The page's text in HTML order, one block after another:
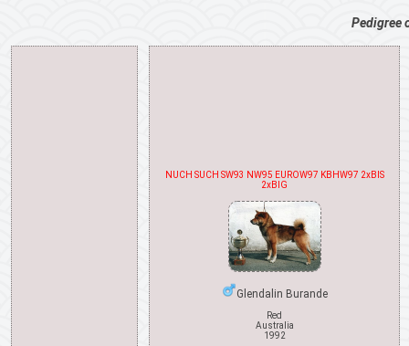
Pedigree
NUCH SUCH SW93 NW95 EUROW97 KBHW97 2xBIS
2xBIG
Glendalin Burande
Red
Australia
1992